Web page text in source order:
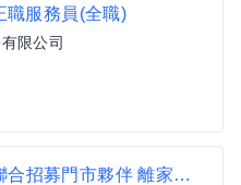
職服務員(全職)
限公司
統一超商 新北市中永和區聯合招募門市夥伴 離家近/工時彈性 (歡迎銀髮族、二度就業加入)